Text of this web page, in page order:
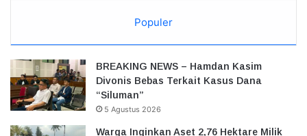
Populer
BREAKING NEWS – Hamdan Kasim
Divonis Bebas Terkait Kasus Dana
“Siluman”
5 Agustus 2026
Warga Inginkan Aset 2,76 Hektare Milik